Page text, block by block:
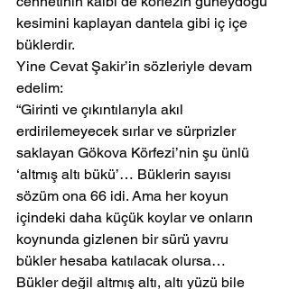
kesimini kaplayan dantela gibi iç içe
büklerdir.
Yine Cevat Şakir’in sözleriyle devam
edelim:
“Girinti ve çıkıntılarıyla akıl
erdirilemeyecek sırlar ve sürprizler
saklayan Gökova Körfezi’nin şu ünlü
‘altmış altı bükü’… Büklerin sayısı
sözüm ona 66 idi. Ama her koyun
içindeki daha küçük koylar ve onların
koynunda gizlenen bir sürü yavru
bükler hesaba katılacak olursa…
Bükler değil altmış altı, altı yüzü bile